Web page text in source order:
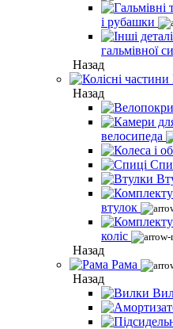
і рубашки
гальмівної
Назад
Назад
велосипеда
втулок
коліс
Назад
Рама
Назад